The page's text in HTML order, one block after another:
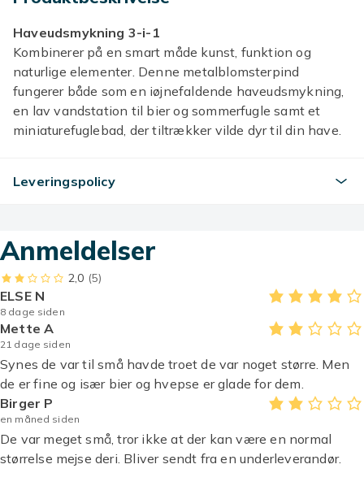
Haveudsmykning 3-i-1
Kombinerer på en smart måde kunst, funktion og
naturlige elementer. Denne metalblomsterpind
fungerer både som en iøjnefaldende haveudsmykning,
en lav vandstation til bier og sommerfugle samt et
miniaturefuglebad, der tiltrækker vilde dyr til din have.
tilgængelig vandkilde for bestøvende insekter og
Holdbart og vejrbestandigt metalmateriale
med en skinnende overflade, der tåler udendørs miljøer
som sol og støvregn. Den bevarer sit smukke udseende
og sin strukturelle stabilitet året rundt uden at falme
eller tage skade.
Nem installation til alle udendørs miljøer
Ingen værktøj eller montering kræves. Den spidse
metalpind kan nemt trykkes ned i jorden og giver
øjeblikkelig charme til blomsterbede, gangstier,
terrasser eller dekorative krukker. Den kompakte
størrelse smelter naturligt ind blandt planter, men
Leveringspolicy
Anmeldelser
2,0 (5)
ELSE N
8 dage siden
Mette A
21 dage siden
Synes de var til små havde troet de var noget større. Men
de er fine og især bier og hvepse er glade for dem.
Birger P
en måned siden
De var meget små, tror ikke at der kan være en normal
størrelse mejse deri. Bliver sendt fra en underleverandør.